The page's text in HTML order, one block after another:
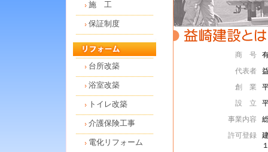
施 工
保証制度
台所改築
浴室改築
トイレ改築
介護保険工事
電化リフォーム
商 号
代表者
創 業
設 立
事業内容
許可登録